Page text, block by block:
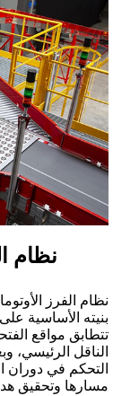
نظام
نظام الفرز
بنيته الأساسية
تتطابق مواقع
الناقل الرئيسي،
التحكم في دوران
مسارها وتحقيق